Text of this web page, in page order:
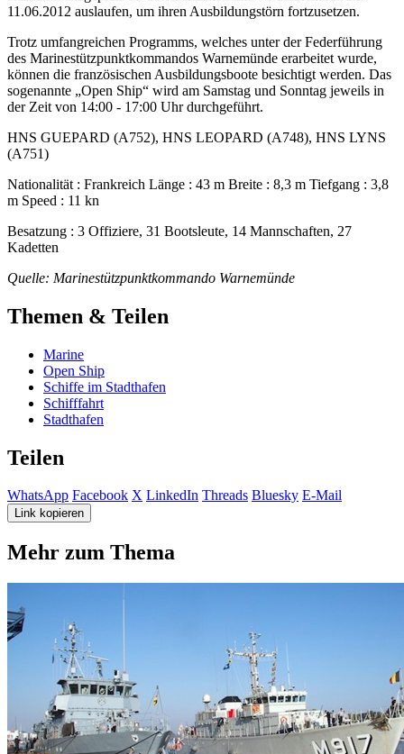
11.06.2012 auslaufen, um ihren Ausbildungstörn fortzusetzen.
Trotz umfangreichen Programms, welches unter der Federführung
des Marinestützpunktkommandos Warnemünde erarbeitet wurde,
können die französischen Ausbildungsboote besichtigt werden. Das
sogenannte „Open Ship“ wird am Samstag und Sonntag jeweils in
der Zeit von 14:00 - 17:00 Uhr durchgeführt.
HNS GUEPARD (A752), HNS LEOPARD (A748), HNS LYNS
(A751)
Nationalität : Frankreich Länge : 43 m Breite : 8,3 m Tiefgang : 3,8
m Speed : 11 kn
Besatzung : 3 Offiziere, 31 Bootsleute, 14 Mannschaften, 27
Kadetten
Quelle: Marinestützpunktkommando Warnemünde
Themen & Teilen
Marine
Open Ship
Schiffe im Stadthafen
Schifffahrt
Stadthafen
Teilen
WhatsApp Facebook X LinkedIn Threads Bluesky E-Mail
Link kopieren
Mehr zum Thema